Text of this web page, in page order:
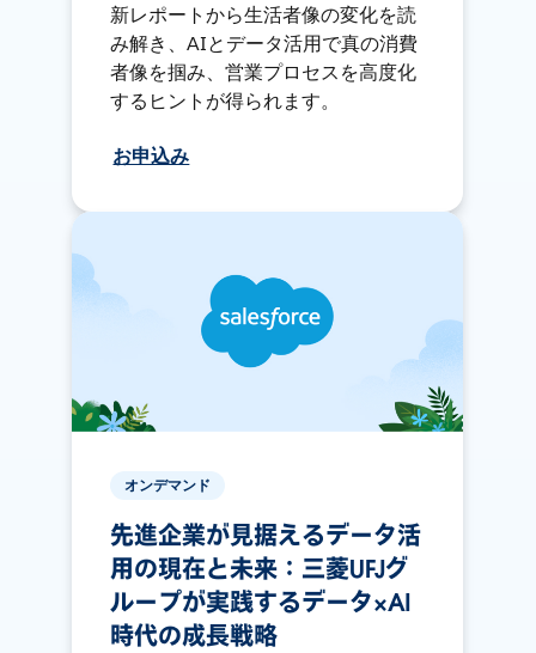
新レポートから生活者像の変化を読
み解き、AIとデータ活用で真の消費
者像を掴み、営業プロセスを高度化
するヒントが得られます。
お申込み
オンデマンド
先進企業が見据えるデータ活
用の現在と未来：三菱UFJグ
ループが実践するデータ×AI
時代の成長戦略